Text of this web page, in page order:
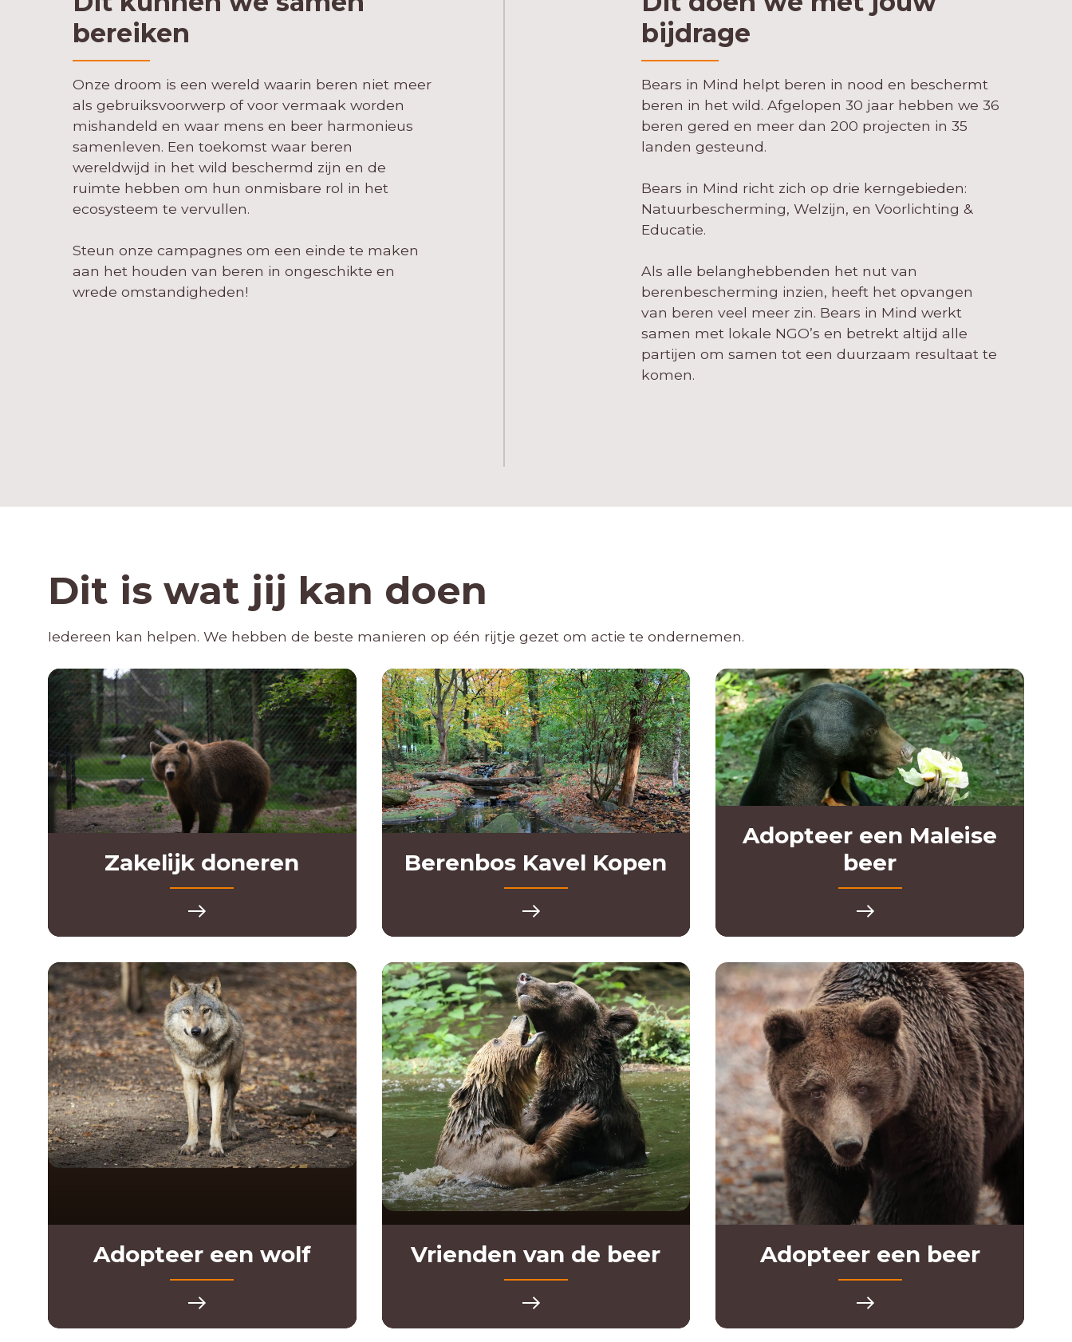
bereiken
Onze droom is een wereld waarin beren niet meer
als gebruiksvoorwerp of voor vermaak worden
mishandeld en waar mens en beer harmonieus
samenleven. Een toekomst waar beren
wereldwijd in het wild beschermd zijn en de
ruimte hebben om hun onmisbare rol in het
ecosysteem te vervullen.
Steun onze campagnes om een einde te maken
aan het houden van beren in ongeschikte en
wrede omstandigheden!
bijdrage
Bears in Mind helpt beren in nood en beschermt
beren in het wild. Afgelopen 30 jaar hebben we 36
beren gered en meer dan 200 projecten in 35
landen gesteund.
Bears in Mind richt zich op drie kerngebieden:
Natuurbescherming, Welzijn, en Voorlichting &
Educatie.
Als alle belanghebbenden het nut van
berenbescherming inzien, heeft het opvangen
van beren veel meer zin. Bears in Mind werkt
samen met lokale NGO’s en betrekt altijd alle
partijen om samen tot een duurzaam resultaat te
komen.
Dit is wat jij kan doen
Iedereen kan helpen. We hebben de beste manieren op één rijtje gezet om actie te ondernemen.
Zakelijk doneren Berenbos Kavel Kopen
Adopteer een Maleise
beer
Adopteer een wolf Vrienden van de beer Adopteer een beer